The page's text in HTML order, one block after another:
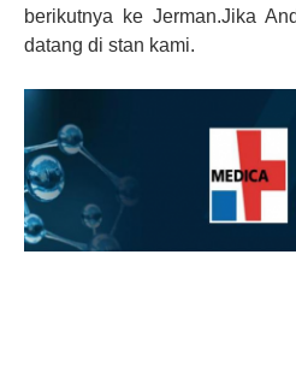
berikutnya ke Jerman.Jika
datang di stan kami.